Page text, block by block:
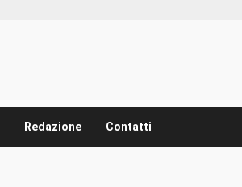
Redazione Contatti